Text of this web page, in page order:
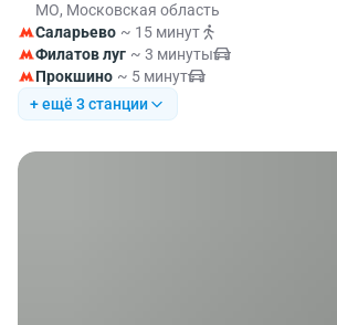
МО, Московская область
Саларьево ~ 15 минут
Филатов луг ~ 3 минуты
Прокшино ~ 5 минут
+ ещё 3 станции